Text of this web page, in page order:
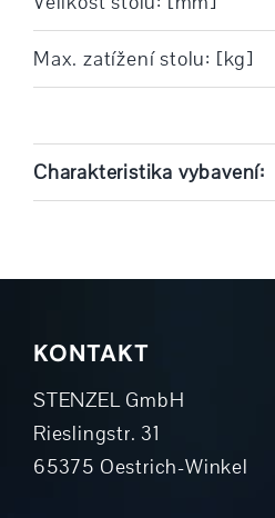
Max. zatížení stolu: [kg]
Charakteristika vybavení:
KONTAKT
STENZEL GmbH
Rieslingstr. 31
65375 Oestrich-Winkel